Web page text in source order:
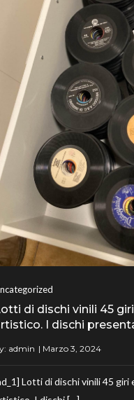
di dischi vinili 45
I dischi
admin
Lotti di dischi vinili 45 giri